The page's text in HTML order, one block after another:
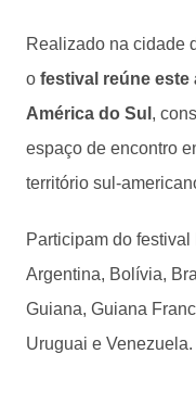
Realizado na cidade
o festival reúne este
América do Sul ,
espaço de encontro
território sul-
Participam do
Argentina, Bolívia,
Guiana, Guiana
Uruguai e Venezuela.